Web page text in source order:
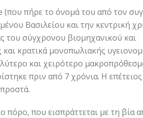
πήρε το όνομά του από τον
Βασιλείου και την κεντρική
του σύγχρονου βιομηχανικού και
κρατικά μονοπωλιακής
και χειρότερο
πριν από 7 χρόνια. Η επέτειος
που εισπράττεται με τη βία